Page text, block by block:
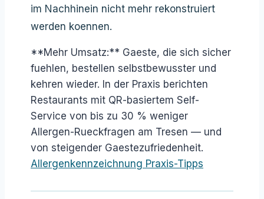
im Nachhinein nicht mehr rekonstruiert
werden koennen.
**Mehr Umsatz:** Gaeste, die sich sicher
fuehlen, bestellen selbstbewusster und
kehren wieder. In der Praxis berichten
Restaurants mit QR-basiertem Self-
Service von bis zu 30 % weniger
Allergen-Rueckfragen am Tresen — und
von steigender Gaestezufriedenheit.
Allergenkennzeichnung Praxis-Tipps